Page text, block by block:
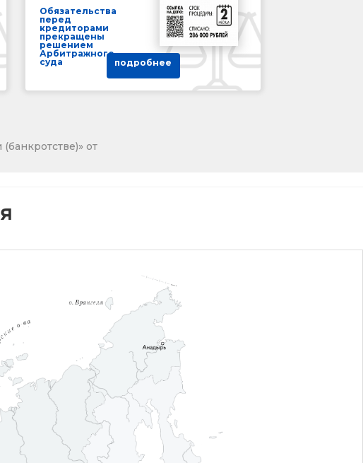
Обязательства
перед
кредиторами
прекращены
решением
Арбитражного
суда
подробнее
от